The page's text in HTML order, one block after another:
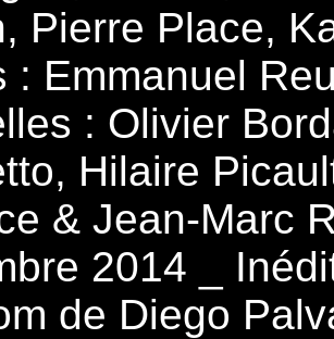
Pierre Place,
: Emmanuel
: Olivier
Hilaire
& Jean-Marc
2014 _
de Diego